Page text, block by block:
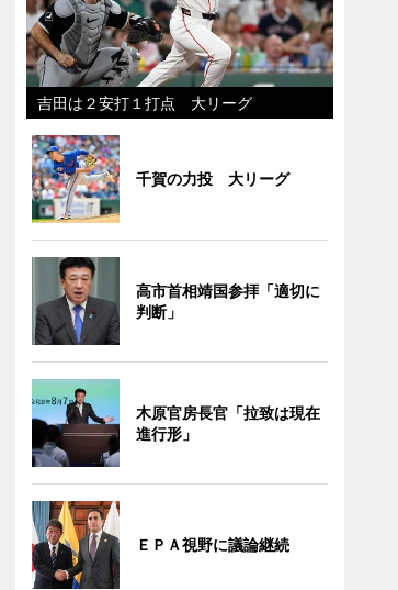
吉田は２安打１打点 大リーグ
千賀の力投 大リーグ
高市首相靖国参拝「適切に
判断」
木原官房長官「拉致は現在
進行形」
ＥＰＡ視野に議論継続